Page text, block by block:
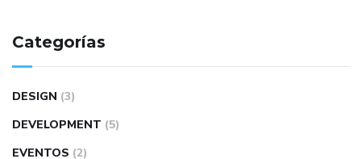
Categorías
DESIGN (3)
DEVELOPMENT (5)
EVENTOS (2)